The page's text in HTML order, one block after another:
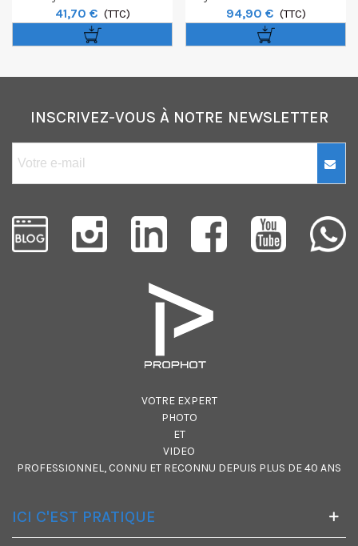
Antistatic Next 82mm
41,70 € (TTC)
D.52 Mm
94,90 € (TTC)
INSCRIVEZ-VOUS À NOTRE NEWSLETTER
VOTRE EXPERT
PHOTO
ET
VIDEO
PROFESSIONNEL, CONNU ET RECONNU DEPUIS PLUS DE 40 ANS
ICI C'EST PRATIQUE